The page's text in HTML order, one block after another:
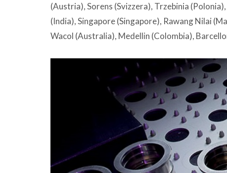
(Austria), Sorens (Svizzera), Trzebinia
(India), Singapore (Singapore), Rawang Nilai
Wacol (Australia), Medellin (Colombia),